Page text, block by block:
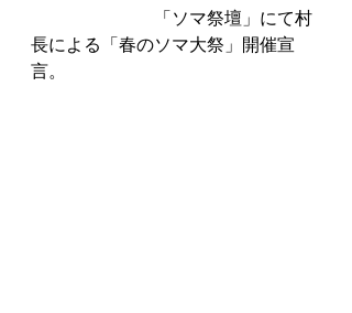
「ソマ祭壇」にて村
長による「春のソマ大祭」開催宣
言。